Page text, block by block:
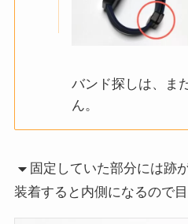
バンド探しは、ま
ん。
固定していた部分には跡
装着すると内側になるので